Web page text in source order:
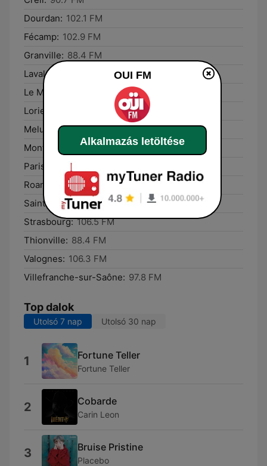
Dourdan: 102.1 FM
Fécamp: 102.9 FM
Granville: 88.4 FM
Laval:
Le Mans:
Lorient:
Melun:
102.1 FM
Montélimar:
97.1 FM
Paris:
102.3 FM
Roanne:
91.5 FM
Saint-Lô: 106.9 FM
Strasbourg: 106.5 FM
Thionville: 88.4 FM
Valognes: 106.3 FM
Villefranche-sur-Saône: 97.8 FM
Top dalok
Utolsó 7 nap Utolsó 30 nap
1 Fortune Teller
Fortune Teller
2 Cobarde
Carin Leon
3 Bruise Pristine
Placebo
OUI FM
Alkalmazás letöltése